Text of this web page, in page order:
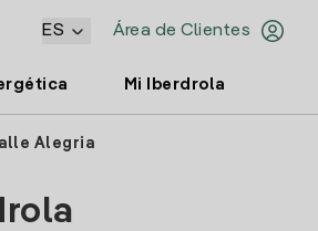
Área de Clientes
ES
Mi Iberdrola
Alegria